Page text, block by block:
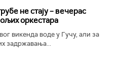
не стају – вечерас
оркестара
викенда воде у Гучу, али за
задржавања...